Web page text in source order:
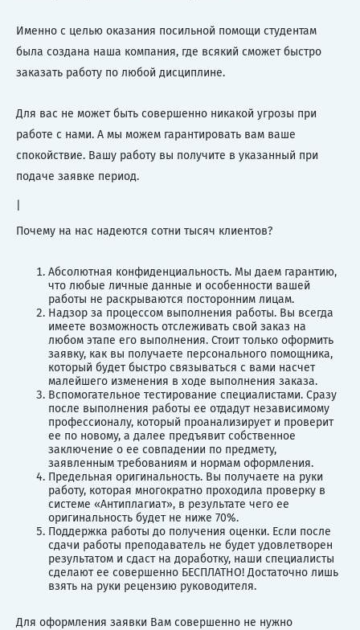
Именно с целью оказания посильной помощи студентам
была создана наша компания, где всякий сможет быстро
заказать работу по любой дисциплине.
Для вас не может быть совершенно никакой угрозы при
работе с нами. А мы можем гарантировать вам ваше
спокойствие. Вашу работу вы получите в указанный при
подаче заявке период.
Почему на нас надеются сотни тысяч клиентов?
Абсолютная конфиденциальность. Мы даем гарантию,
что любые личные данные и особенности вашей
работы не раскрываются посторонним лицам.
Надзор за процессом выполнения работы. Вы всегда
имеете возможность отслеживать свой заказ на
любом этапе его выполнения. Стоит только оформить
заявку, как вы получаете персонального помощника,
который будет быстро связываться с вами насчет
малейшего изменения в ходе выполнения заказа.
Вспомогательное тестирование специалистами. Сразу
после выполнения работы ее отдадут независимому
профессионалу, который проанализирует и проверит
ее по новому, а далее предъявит собственное
заключение о ее совпадении по предмету,
заявленным требованиям и нормам оформления.
Предельная оригинальность. Вы получаете на руки
работу, которая многократно проходила проверку в
системе «Антиплагиат», в результате чего ее
оригинальность будет не ниже 70%.
Поддержка работы до получения оценки. Если после
сдачи работы преподаватель не будет удовлетворен
результатом и сдаст на доработку, наши специалисты
сделают ее совершенно БЕСПЛАТНО! Достаточно лишь
взять на руки рецензию руководителя.
Для оформления заявки Вам совершенно не нужно